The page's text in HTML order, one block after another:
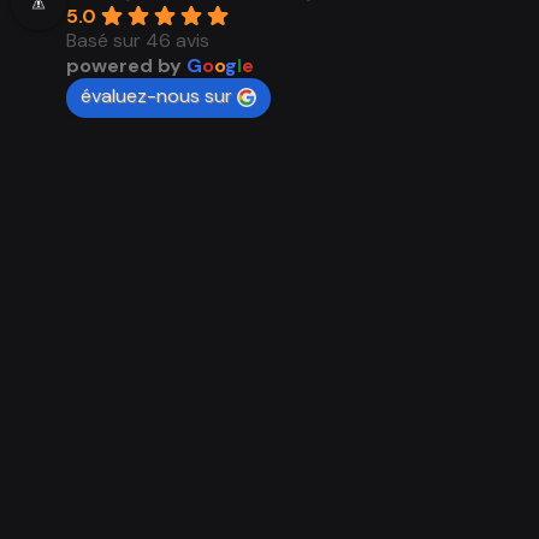
5.0
Basé sur 46 avis
powered by Google
évaluez-nous sur